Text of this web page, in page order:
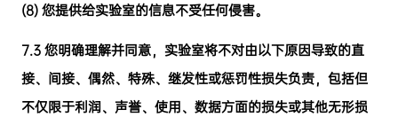
(8)您提供给实验室的信息不受任何侵害。
7.3您明确理解并同意，实验室将不对由以下原因导致的直
接、间接、偶然、特殊、继发性或惩罚性损失负责，包括但
不仅限于利润、声誉、使用、数据方面的损失或其他无形损